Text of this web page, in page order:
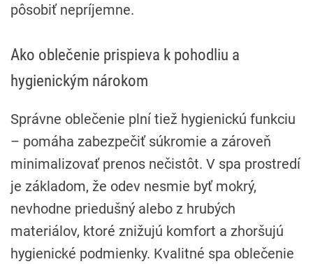
pôsobiť nepríjemne.
Ako oblečenie prispieva k pohodliu a
hygienickým nárokom
Správne oblečenie plní tiež hygienickú funkciu
– pomáha zabezpečiť súkromie a zároveň
minimalizovať prenos nečistôt. V spa prostredí
je základom, že odev nesmie byť mokrý,
nevhodne priedušný alebo z hrubých
materiálov, ktoré znižujú komfort a zhoršujú
hygienické podmienky. Kvalitné spa oblečenie